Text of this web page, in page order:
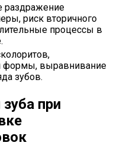
раздражение
риск вторичного
процессы в
формы, выравнивание
зубов.
при